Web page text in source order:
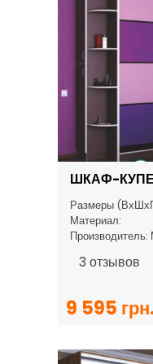
ШКАФ-КУПЕ
Размеры
Материал:
3 отзывов
9 595 грн.